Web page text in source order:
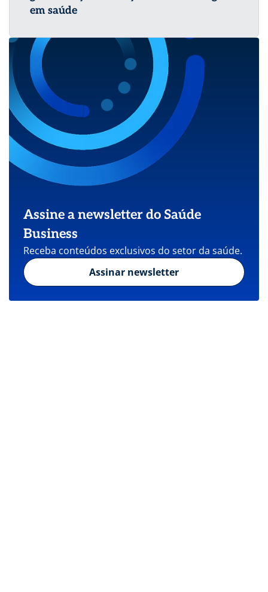
em saúde
Assine a newsletter do Saúde
Business
Receba conteúdos exclusivos do setor da saúde.
Assinar newsletter